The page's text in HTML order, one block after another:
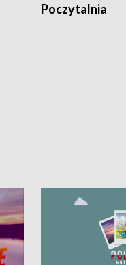
Poczytalnia